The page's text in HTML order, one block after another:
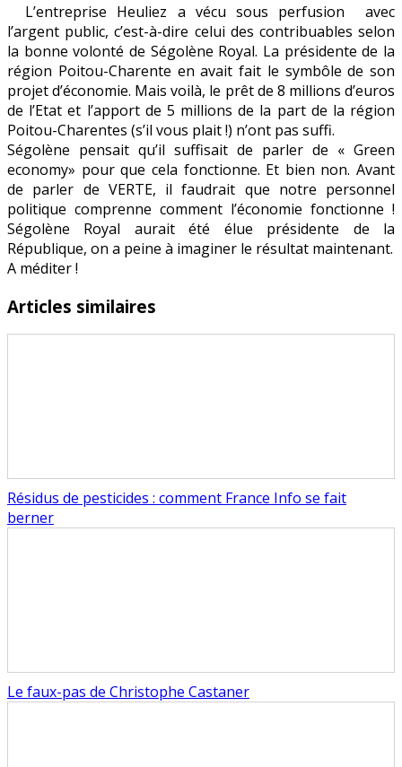
bilan
d’Heuliez
:
l’économie
verte
ne
se
décrète
pas
!
L’entreprise Heuliez a vécu sous perfusion avec
l’argent public, c’est-à-dire celui des contribuables selon
la bonne volonté de Ségolène Royal. La présidente de la
région Poitou-Charente en avait fait le symbôle de son
projet d’économie. Mais voilà, le prêt de 8 millions d’euros
de l’Etat et l’apport de 5 millions de la part de la région
Poitou-Charentes (s’il vous plait !) n’ont pas suffi.
Ségolène pensait qu’il suffisait de parler de « Green
economy» pour que cela fonctionne. Et bien non. Avant
de parler de VERTE, il faudrait que notre personnel
politique comprenne comment l’économie fonctionne !
Ségolène Royal aurait été élue présidente de la
République, on a peine à imaginer le résultat maintenant.
A méditer !
Articles similaires
Résidus de pesticides : comment France Info se fait
berner
Le faux-pas de Christophe Castaner